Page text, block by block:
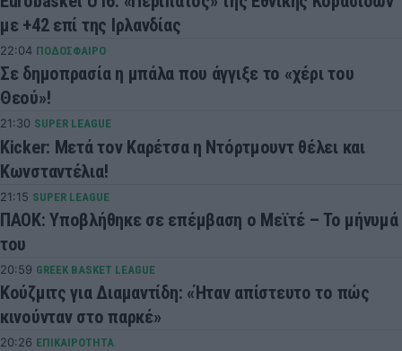
με +42 επί της Ιρλανδίας
22:04 ΠΟΔΟΣΦΑΙΡΟ
Σε δημοπρασία η μπάλα που άγγιξε το «χέρι του
Θεού»!
21:30 SUPER LEAGUE
Kicker: Μετά τον Καρέτσα η Ντόρτμουντ θέλει και
Κωνσταντέλια!
21:15 SUPER LEAGUE
ΠΑΟΚ: Υποβλήθηκε σε επέμβαση ο Μεϊτέ – Το μήνυμά
του
20:59 GREEK BASKET LEAGUE
Κούζμιτς για Διαμαντίδη: «Ήταν απίστευτο το πώς
κινούνταν στο παρκέ»
20:26 ΕΠΙΚΑΙΡΟΤΗΤΑ